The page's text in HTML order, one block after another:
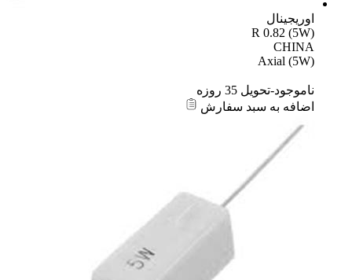
اوریجینال
R 0.82 (5W)
CHINA
Axial (5W)
ناموجود-تحویل 35 روزه
اضافه به سبد سفارش